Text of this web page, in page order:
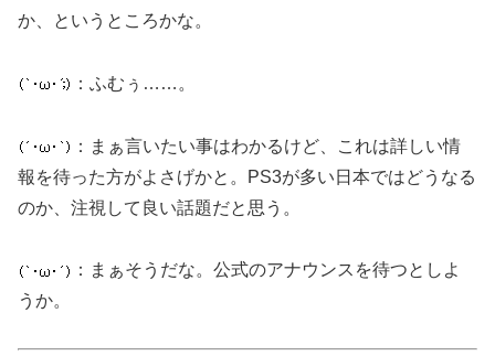
か、というところかな。
：ふむぅ……。
：まぁ言いたい事はわかるけど、これは詳しい情
報を待った方がよさげかと。PS3が多い日本ではどうなる
のか、注視して良い話題だと思う。
：まぁそうだな。公式のアナウンスを待つとしよ
うか。